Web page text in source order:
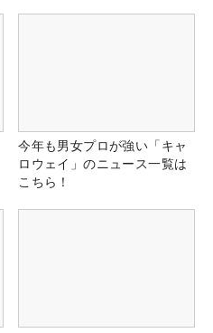
今年も男女プロが強い「キャ
ロウェイ」のニュース一覧は
こちら！